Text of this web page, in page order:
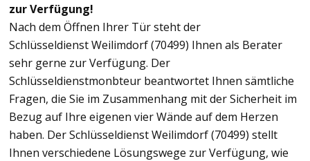
zur Verfügung!
Nach dem Öffnen Ihrer Tür steht der
Schlüsseldienst Weilimdorf (70499) Ihnen als Berater
sehr gerne zur Verfügung. Der
Schlüsseldienstmonbteur beantwortet Ihnen sämtliche
Fragen, die Sie im Zusammenhang mit der Sicherheit im
Bezug auf Ihre eigenen vier Wände auf dem Herzen
haben. Der Schlüsseldienst Weilimdorf (70499) stellt
Ihnen verschiedene Lösungswege zur Verfügung, wie